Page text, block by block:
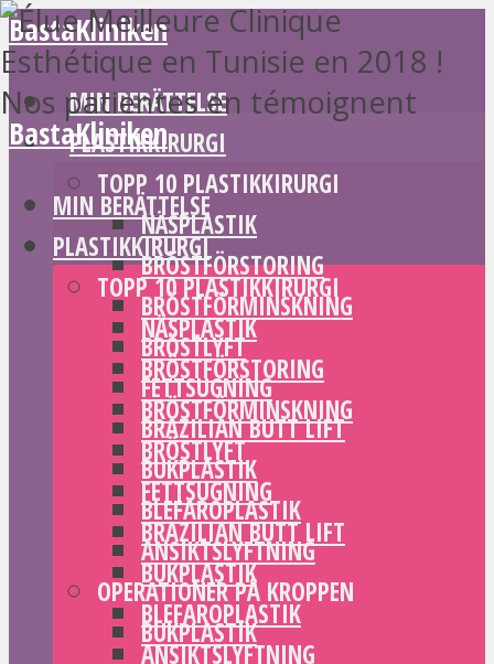
BastaKliniken
MIN BERÄTTELSE
PLASTIKKIRURGI
TOPP 10 PLASTIKKIRURGI
NÄSPLASTIK
BRÖSTFÖRSTORING
BRÖSTFÖRMINSKNING
BRÖSTLYFT
FETTSUGNING
BRAZILIAN BUTT LIFT
BUKPLASTIK
BLEFAROPLASTIK
ANSIKTSLYFTNING
OPERATIONER PÅ KROPPEN
BUKPLASTIK
BastaKliniken
MIN BERÄTTELSE
PLASTIKKIRURGI
TOPP 10 PLASTIKKIRURGI
NÄSPLASTIK
BRÖSTFÖRSTORING
BRÖSTFÖRMINSKNING
BRÖSTLYFT
FETTSUGNING
BRAZILIAN BUTT LIFT
BUKPLASTIK
BLEFAROPLASTIK
ANSIKTSLYFTNING